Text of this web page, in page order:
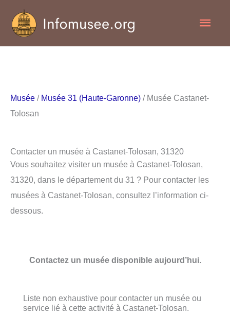
contenu
Musée / Musée 31 (Haute-Garonne) / Musée Castanet-
Tolosan
Contacter un musée à Castanet-Tolosan, 31320
Vous souhaitez visiter un musée à Castanet-Tolosan,
31320, dans le département du 31 ? Pour contacter les
musées à Castanet-Tolosan, consultez l’information ci-
dessous.
Contactez un musée disponible aujourd’hui.
Liste non exhaustive pour contacter un musée ou
service lié à cette activité à Castanet-Tolosan.